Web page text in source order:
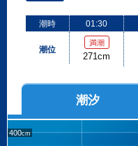
潮時
潮位
01:30
満潮
271cm
潮汐
400